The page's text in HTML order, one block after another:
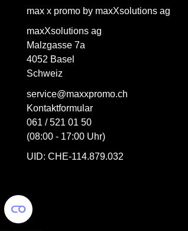
max x promo by maxXsolutions ag
maxXsolutions ag
Malzgasse 7a
4052 Basel
Schweiz
service@maxxpromo.ch
Kontaktformular
061 / 521 01 50
(08:00 - 17:00 Uhr)
UID: CHE-114.879.032